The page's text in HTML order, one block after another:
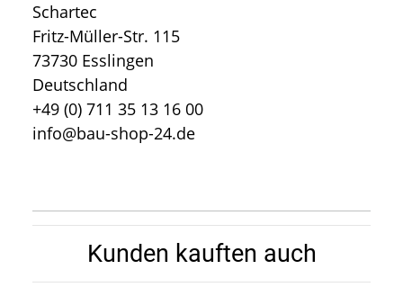
Schartec
Fritz-Müller-Str. 115
73730 Esslingen
Deutschland
+49 (0) 711 35 13 16 00
info@bau-shop-24.de
Kunden kauften auch